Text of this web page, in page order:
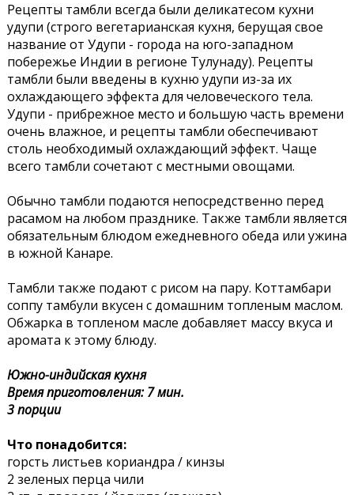
Рецепты тамбли всегда были деликатесом кухни
удупи (строго вегетарианская кухня, берущая свое
название от Удупи - города на юго-западном
побережье Индии в регионе Тулунаду). Рецепты
тамбли были введены в кухню удупи из-за их
охлаждающего эффекта для человеческого тела.
Удупи - прибрежное место и большую часть времени
очень влажное, и рецепты тамбли обеспечивают
столь необходимый охлаждающий эффект. Чаще
всего тамбли сочетают с местными овощами.
Обычно тамбли подаются непосредственно перед
расамом на любом празднике. Также тамбли является
обязательным блюдом ежедневного обеда или ужина
в южной Канаре.
Тамбли также подают с рисом на пару. Коттамбари
соппу тамбули вкусен с домашним топленым маслом.
Обжарка в топленом масле добавляет массу вкуса и
аромата к этому блюду.
Южно-индийская кухня
Время приготовления: 7 мин.
3 порции
Что понадобится:
горсть листьев кориандра / кинзы
2 зеленых перца чили